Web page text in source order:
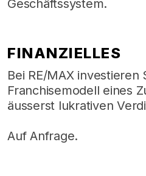
Geschäftssystem.
FINANZIELLES
Bei RE/MAX investieren
Franchisemodell eines
äusserst lukrativen
Auf Anfrage.